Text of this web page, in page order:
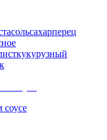
сольсахарперец
кукурузный
соусе